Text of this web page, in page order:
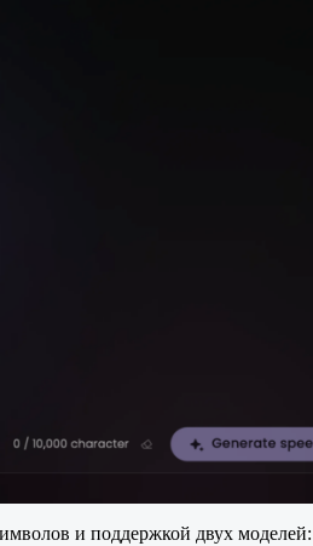
и поддержкой двух